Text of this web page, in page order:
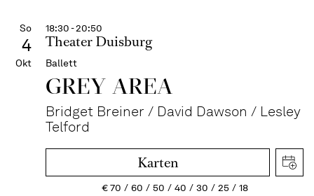
So
4
Okt
18:30 - 20:50
Theater Duisburg
Ballett
GREY AREA
Bridget Breiner / David Dawson / Lesley
Telford
Karten
€70 60 50 40 30 25
18